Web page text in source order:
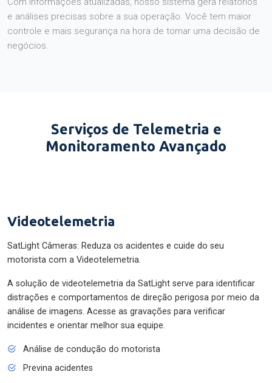
e análises precisas sobre a sua operação. Você tem maior
controle e mais segurança na hora de tomar uma decisão de
negócios.
Serviços de Telemetria e
Monitoramento Avançado
Videotelemetria
SatLight Câmeras: Reduza os acidentes e cuide do seu
motorista com a Videotelemetria.
A solução de videotelemetria da SatLight serve para identificar
distrações e comportamentos de direção perigosa por meio da
análise de imagens. Acesse as gravações para verificar
incidentes e orientar melhor sua equipe.
Análise de condução do motorista
Previna acidentes